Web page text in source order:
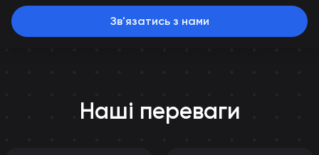
Зв'язатись з нами
Наші переваги